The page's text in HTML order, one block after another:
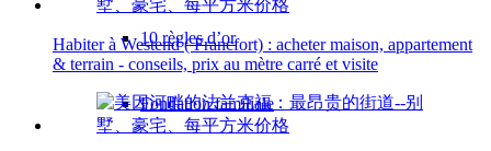
10 règles d’or
Fondation familiale
Habiter à Westend ( Francfort) : acheter maison, appartement
& terrain - conseils, prix au mètre carré et visite